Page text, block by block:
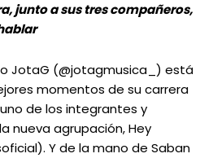
junto a sus tres compañeros,
JotaG (@jotagmusica_) está
momentos de su carrera
de los integrantes y
nueva agrupación, Hey
Y de la mano de Saban